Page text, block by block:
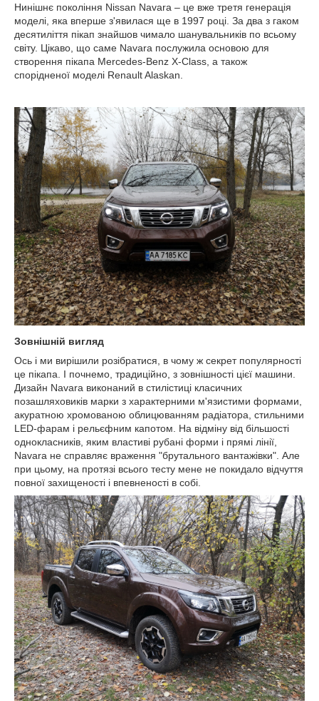
Нинішнє покоління Nissan Navara – це вже третя генерація
моделі, яка вперше з'явилася ще в 1997 році. За два з гаком
десятиліття пікап знайшов чимало шанувальників по всьому
світу. Цікаво, що саме Navara послужила основою для
створення пікапа Mercedes-Benz X-Class, а також
спорідненої моделі Renault Alaskan.
Зовнішній вигляд
Ось і ми вирішили розібратися, в чому ж секрет популярності
це пікапа. І почнемо, традиційно, з зовнішності цієї машини.
Дизайн Navara виконаний в стилістиці класичних
позашляховиків марки з характерними м'язистими формами,
акуратною хромованою облицюванням радіатора, стильними
LED-фарам і рельєфним капотом. На відміну від більшості
однокласників, яким властиві рубані форми і прямі лінії,
Navara не справляє враження "брутального вантажівки". Але
при цьому, на протязі всього тесту мене не покидало відчуття
повної захищеності і впевненості в собі.